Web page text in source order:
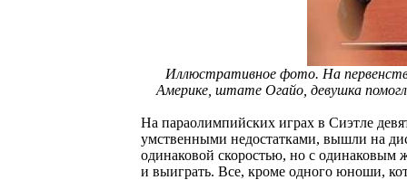
Иллюстративное фото. На
Америке, штате Огайо, девушка
На параолимпийских играх в Сиэтле
умственными не­достатками, вышли на
одинаковой скоростью, но с одинаковым
и выиграть. Все, кроме одного юноши,